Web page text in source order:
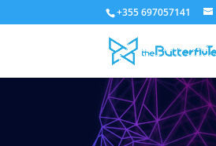
+355 697057141